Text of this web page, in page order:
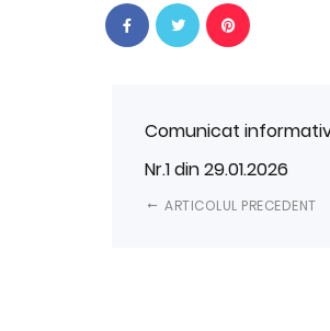
Comunicat
Nr.1 din 29.01.2026
ARTICOLUL PRECEDENT